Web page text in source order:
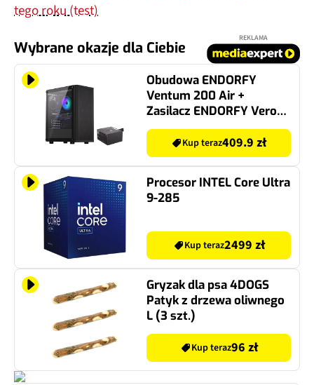
tego roku (test)
Wybrane okazje dla Ciebie
REKLAMA
Obudowa ENDORFY
Ventum 200 Air +
Zasilacz ENDORFY Vero
L5 500W Bronze
Kup teraz409.9 zł
Procesor INTEL Core Ultra
9-285
Kup teraz2499 zł
Gryzak dla psa 4DOGS
Patyk z drzewa oliwnego
L (3 szt.)
Kup teraz96 zł